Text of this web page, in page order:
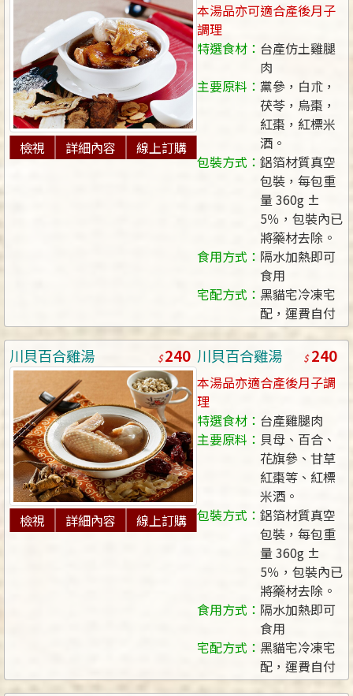
檢視 詳細內容 線上訂購
本湯品亦可適合產後月子
調理
特選食材： 台產仿土雞腿
肉
主要原料：黨參，白朮，
茯苓，烏棗，
紅棗，紅標米
酒。
包裝方式：鋁箔材質真空
包裝，每包重
量 360g ±
5％，包裝內已
將藥材去除。
食用方式： 隔水加熱即可
食用
宅配方式： 黑貓宅冷凍宅
配，運費自付
川貝百合雞湯 240
檢視 詳細內容 線上訂購
川貝百合雞湯 240
本湯品亦適合產後月子調
理
特選食材： 台產雞腿肉
主要原料： 貝母、百合、
花旗參、甘草
紅棗等、紅標
米酒。
包裝方式：鋁箔材質真空
包裝，每包重
量 360g ±
5％，包裝內已
將藥材去除。
食用方式： 隔水加熱即可
食用
宅配方式： 黑貓宅冷凍宅
配，運費自付